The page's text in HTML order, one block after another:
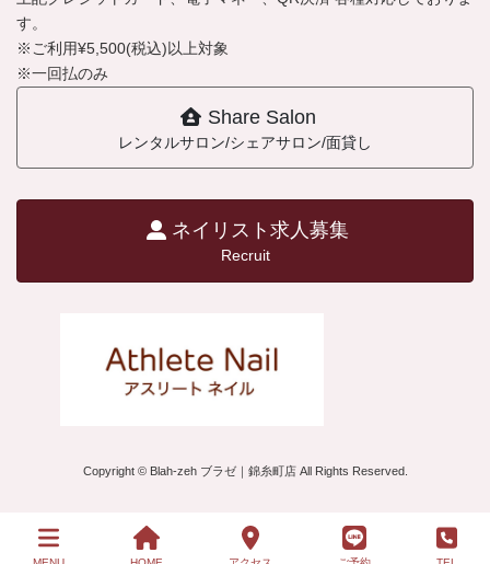
す。
※ご利用¥5,500(税込)以上対象
※一回払のみ
Share Salon
レンタルサロン/シェアサロン/面貸し
ネイリスト求人募集
Recruit
Copyright © Blah-zeh ブラゼ｜錦糸町店 All Rights Reserved.